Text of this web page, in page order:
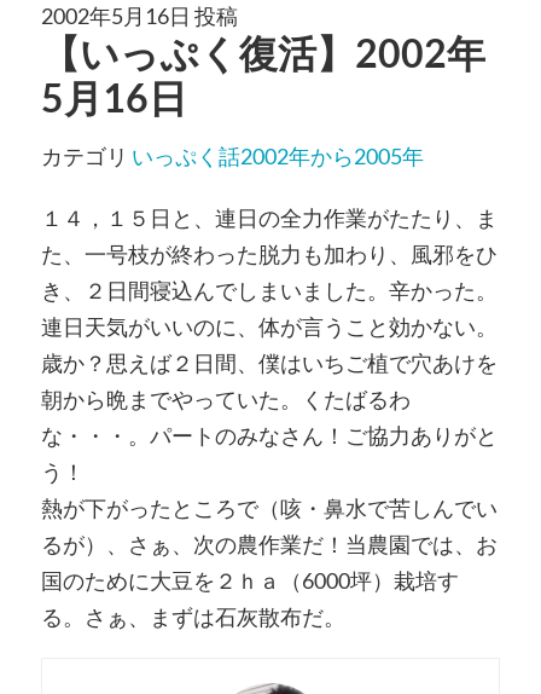
2002年5月16日 投稿
【いっぷく復活】2002年
5月16日
カテゴリ いっぷく話2002年から2005年
１４，１５日と、連日の全力作業がたたり、ま
た、一号枝が終わった脱力も加わり、風邪をひ
き、２日間寝込んでしまいました。辛かった。
連日天気がいいのに、体が言うこと効かない。
歳か？思えば２日間、僕はいちご植で穴あけを
朝から晩までやっていた。くたばるわ
な・・・。パートのみなさん！ご協力ありがと
う！
熱が下がったところで（咳・鼻水で苦しんでい
るが）、さぁ、次の農作業だ！当農園では、お
国のために大豆を２ｈａ（6000坪）栽培す
る。さぁ、まずは石灰散布だ。